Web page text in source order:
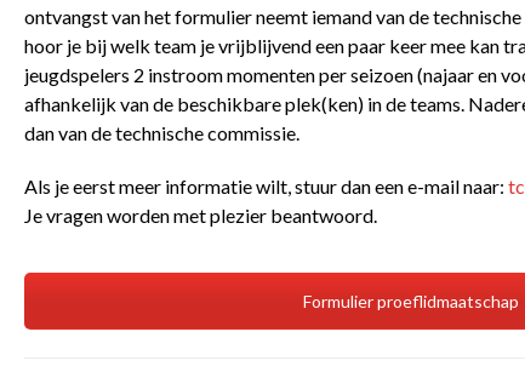
ontvangst van het formulier neemt iemand van de
hoor je bij welk team je vrijblijvend een paar keer mee kan
jeugdspelers 2 instroom momenten per seizoen (najaar en
afhankelijk van de beschikbare plek(ken) in de teams.
dan van de technische commissie.
Als je eerst meer informatie wilt, stuur dan een e-mail naar:
Je vragen worden met plezier beantwoord.
Formulier proeflidmaatschap